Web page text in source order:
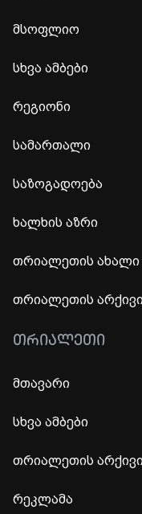
მსოფლიო
სხვა ამბები
რეგიონი
სამართალი
საზოგადოება
ხალხის აზრი
თრიალეთის ახალი
თრიალეთის არქივი
ᲗᲠᲘᲐᲚᲔᲗᲘ
მთავარი
სხვა ამბები
თრიალეთის არქივი
რეკლამა